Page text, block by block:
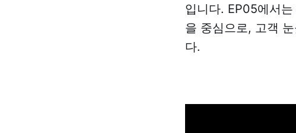
입니다. EP05에서
을 중심으로, 고객
다.